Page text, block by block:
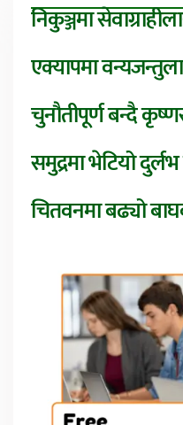
निकुञ्जमा
एक्यापमा
चुनौतीपूर्ण बन्दै
समुद्रमा भेटियो
चितवनमा बढ्यो